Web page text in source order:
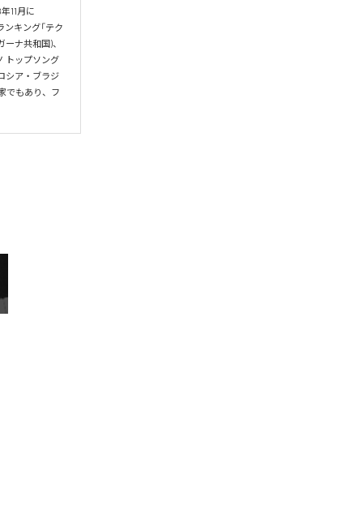
11月に
ンキング「テク
ナ共和国)、
トップソング
シア・ブラジ
でもあり、フ